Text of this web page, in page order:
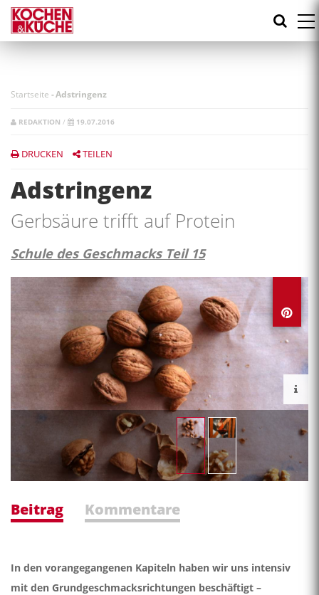
Direkt
zum
Inhalt
Startseite -Adstringenz
REDAKTION / 19.07.2016
DRUCKEN TEILEN
Adstringenz
Gerbsäure trifft auf Protein
Schule des Geschmacks Teil 15
Beitrag Kommentare
In den vorangegangenen Kapiteln haben wir uns intensiv
mit den Grundgeschmacksrichtungen beschäftigt –